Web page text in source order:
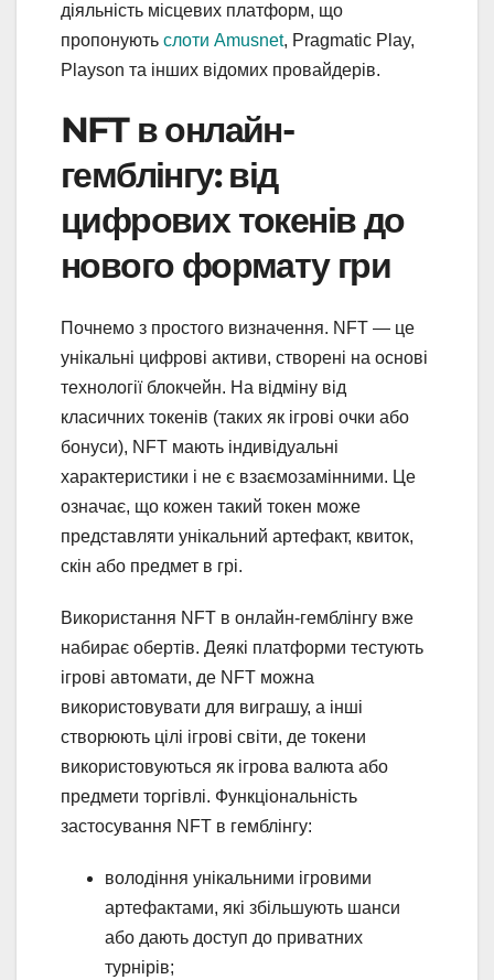
діяльність місцевих платформ, що
пропонують слоти Amusnet, Pragmatic Play,
Playson та інших відомих провайдерів.
NFT в онлайн-
гемблінгу: від
цифрових токенів до
нового формату гри
Почнемо з простого визначення. NFT — це
унікальні цифрові активи, створені на основі
технології блокчейн. На відміну від
класичних токенів (таких як ігрові очки або
бонуси), NFT мають індивідуальні
характеристики і не є взаємозамінними. Це
означає, що кожен такий токен може
представляти унікальний артефакт, квиток,
скін або предмет в грі.
Використання NFT в онлайн-гемблінгу вже
набирає обертів. Деякі платформи тестують
ігрові автомати, де NFT можна
використовувати для виграшу, а інші
створюють цілі ігрові світи, де токени
використовуються як ігрова валюта або
предмети торгівлі. Функціональність
застосування NFT в гемблінгу:
володіння унікальними ігровими
артефактами, які збільшують шанси
або дають доступ до приватних
турнірів;